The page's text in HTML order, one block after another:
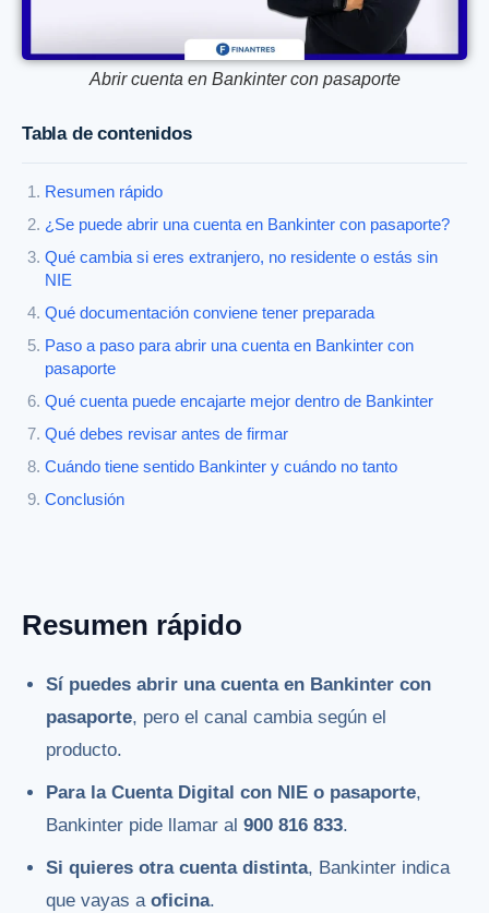
Abrir cuenta en Bankinter con pasaporte
Tabla de contenidos
Resumen rápido
¿Se puede abrir una cuenta en Bankinter con pasaporte?
Qué cambia si eres extranjero, no residente o estás sin
NIE
Qué documentación conviene tener preparada
Paso a paso para abrir una cuenta en Bankinter con
pasaporte
Qué cuenta puede encajarte mejor dentro de Bankinter
Qué debes revisar antes de firmar
Cuándo tiene sentido Bankinter y cuándo no tanto
Conclusión
Resumen rápido
Sí puedes abrir una cuenta en Bankinter con
pasaporte, pero el canal cambia según el
producto.
Para la Cuenta Digital con NIE o pasaporte,
Bankinter pide llamar al900 816 833.
Si quieres otra cuenta distinta, Bankinter indica
que vayas aoficina.